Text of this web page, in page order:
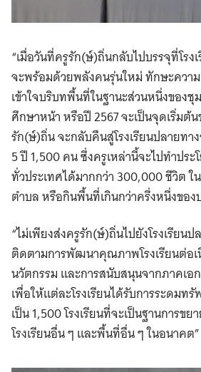
“เมื่อวันที่ครูรัก(ษ์)ถิ่นกลับไปบรรจุที่โรง
จะพร้อมด้วยพลังคนรุ่นใหม่ ทักษะควา
เข้าใจบริบทพื้นที่ในฐานะส่วนหนึ่งของ
ศึกษาหน้า หรือปี 2567 จะเป็นจุดเริ่ม
รัก(ษ์)ถิ่น จะกลับคืนสู่โรงเรียนปลายทา
5 ปี 1,500 คน ซึ่งครูเหล่านี้จะไปทำประ
ทั่วประเทศได้มากกว่า 300,000 ชีวิต
ตำบล หรือกินพื้นที่เกินกว่าครึ่งหนึ่งของ
“ไม่เพียงส่งครูรัก(ษ์)ถิ่นไปยังโรงเรียน
ติดตามการพัฒนาคุณภาพโรงเรียนต่อเ
นวัตกรรม และการสนับสนุนจากภาคเอ
เพื่อให้แต่ละโรงเรียนได้รับการระดมท
เป็น 1,500 โรงเรียนที่จะเป็นฐานการข
โรงเรียนอื่น ๆ และพื้นที่อื่น ๆ ในอนาคต”